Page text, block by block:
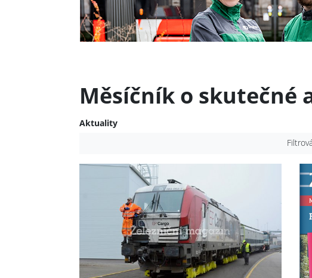
Měsíčník o skutečné
Aktuality